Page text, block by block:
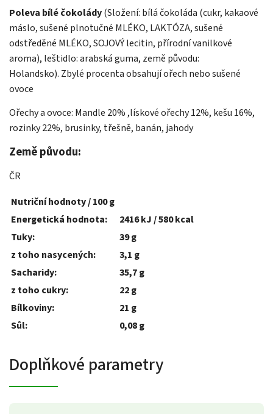
Poleva bílé čokolády(Složení: bílá čokoláda (cukr, kakaové
máslo, sušené plnotučné MLÉKO, LAKTÓZA, sušené
odstředěné MLÉKO, SOJOVÝ lecitin, přírodní vanilkové
aroma), leštidlo: arabská guma, země původu:
Holandsko). Zbylé procenta obsahují ořech nebo sušené
ovoce
Ořechy a ovoce: Mandle 20% ,lískové ořechy 12%, kešu 16%,
rozinky 22%, brusinky, třešně, banán, jahody
Země původu:
ČR
Nutriční hodnoty / 100 g
Energetická hodnota:
2416 kJ / 580 kcal
Tuky:
39 g
z toho nasycených:
3,1 g
Sacharidy:
35,7 g
z toho cukry:
22 g
Bílkoviny:
21 g
Sůl:
0,08 g
Doplňkové parametry